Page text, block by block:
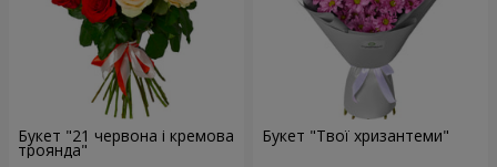
Букет "21 червона і кремова
троянда"
Букет "Твої хризантеми"